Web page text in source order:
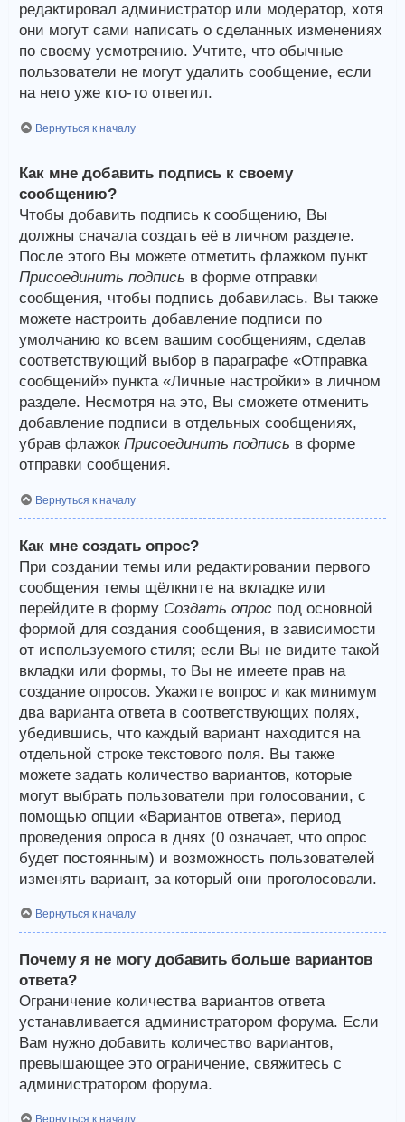
редактировал администратор или модератор, хотя
они могут сами написать о сделанных изменениях
по своему усмотрению. Учтите, что обычные
пользователи не могут удалить сообщение, если
на него уже кто-то ответил.
Вернуться к началу
Как мне добавить подпись к своему
сообщению?
Чтобы добавить подпись к сообщению, Вы
должны сначала создать её в личном разделе.
После этого Вы можете отметить флажком пункт
Присоединить подпись в форме отправки
сообщения, чтобы подпись добавилась. Вы также
можете настроить добавление подписи по
умолчанию ко всем вашим сообщениям, сделав
соответствующий выбор в параграфе «Отправка
сообщений» пункта «Личные настройки» в личном
разделе. Несмотря на это, Вы сможете отменить
добавление подписи в отдельных сообщениях,
убрав флажок Присоединить подпись в форме
отправки сообщения.
Вернуться к началу
Как мне создать опрос?
При создании темы или редактировании первого
сообщения темы щёлкните на вкладке или
перейдите в форму Создать опрос под основной
формой для создания сообщения, в зависимости
от используемого стиля; если Вы не видите такой
вкладки или формы, то Вы не имеете прав на
создание опросов. Укажите вопрос и как минимум
два варианта ответа в соответствующих полях,
убедившись, что каждый вариант находится на
отдельной строке текстового поля. Вы также
можете задать количество вариантов, которые
могут выбрать пользователи при голосовании, с
помощью опции «Вариантов ответа», период
проведения опроса в днях (0 означает, что опрос
будет постоянным) и возможность пользователей
изменять вариант, за который они проголосовали.
Вернуться к началу
Почему я не могу добавить больше вариантов
ответа?
Ограничение количества вариантов ответа
устанавливается администратором форума. Если
Вам нужно добавить количество вариантов,
превышающее это ограничение, свяжитесь с
администратором форума.
Вернуться к началу